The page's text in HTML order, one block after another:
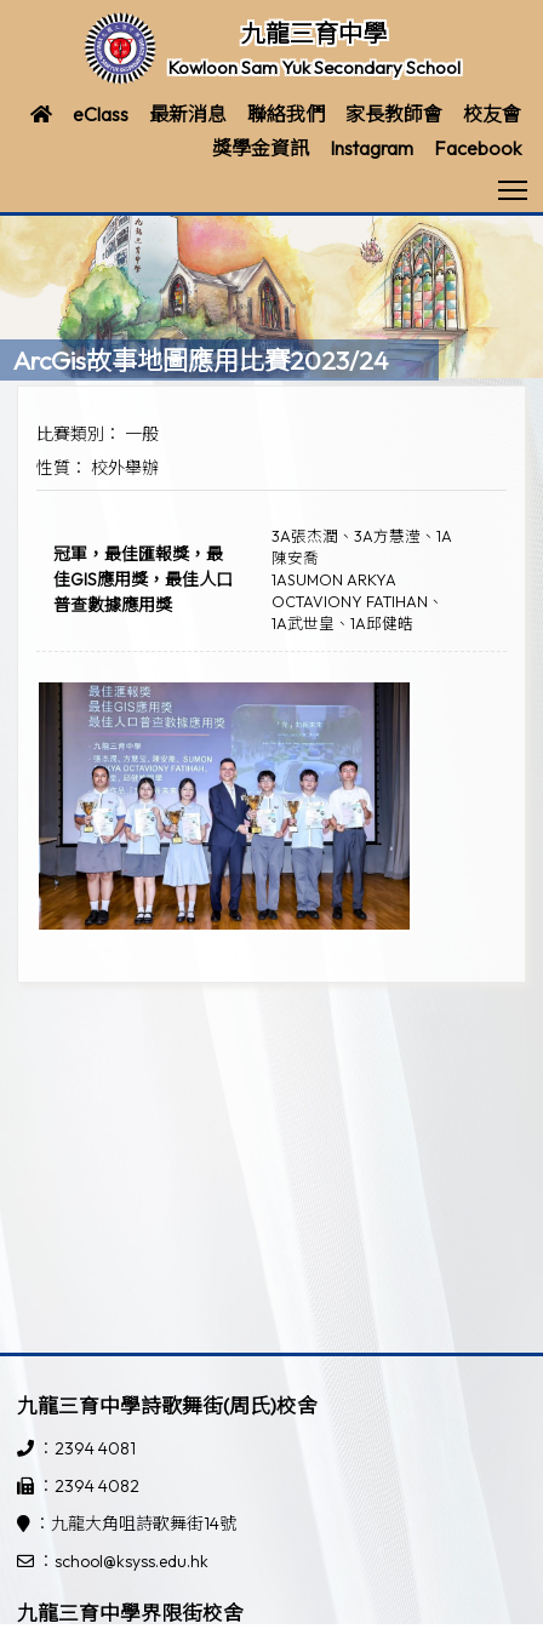
九龍三育中學
Kowloon Sam Yuk Secondary School
eClass 最新消息 聯絡我們 家長教師會
校友會
獎學金資訊
Instagram Facebook
ArcGis故事地圖應用比賽2023/24
比賽類別： 一般
性質： 校外舉辦
冠軍，最佳匯報獎，最
佳GIS應用獎，最佳人口
普查數據應用獎
3A張杰潤、3A方慧滢、1A
陳安喬
1ASUMON ARKYA
OCTAVIONY FATIHAN、
1A武世皇、1A邱健皓
九龍三育中學詩歌舞街(周氏)校舍
：2394 4081
：2394 4082
：九龍大角咀詩歌舞街14號
：school@ksyss.edu.hk
九龍三育中學界限街校舍